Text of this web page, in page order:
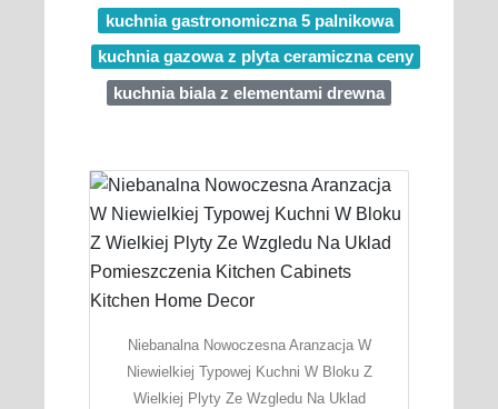
kuchnia gastronomiczna 5 palnikowa
kuchnia gazowa z plyta ceramiczna ceny
kuchnia biala z elementami drewna
Niebanalna Nowoczesna Aranzacja W
Niewielkiej Typowej Kuchni W Bloku Z
Wielkiej Plyty Ze Wzgledu Na Uklad